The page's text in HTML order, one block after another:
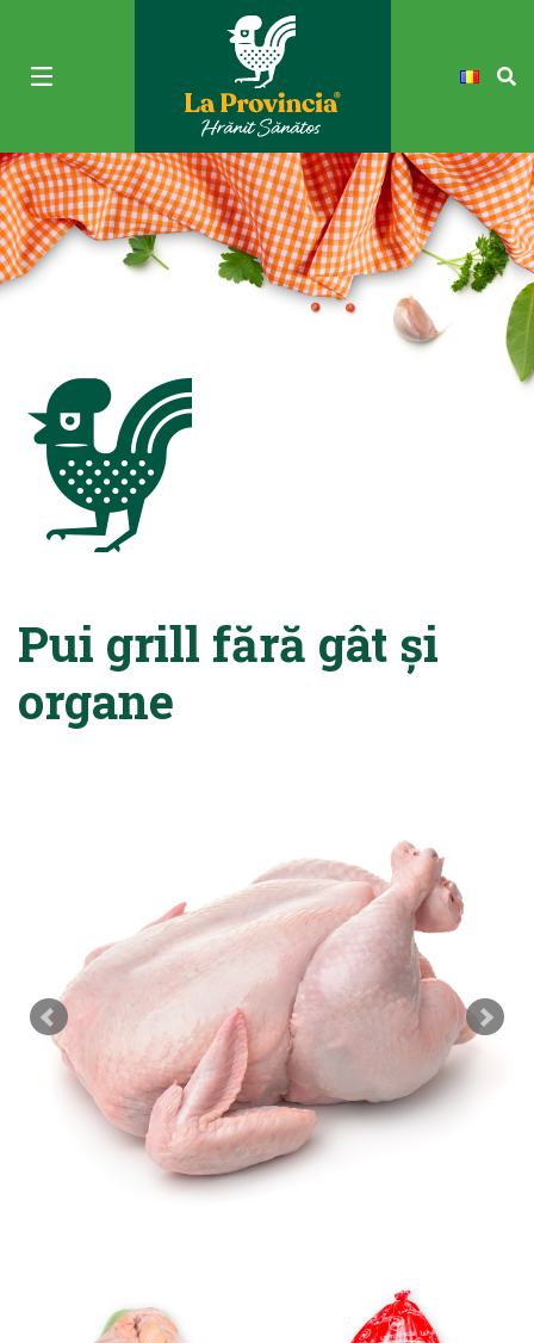
Pui grill fără gât și
organe